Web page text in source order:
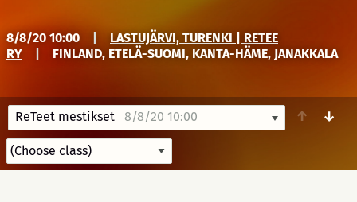
8/8/20 10:00
LASTUJÄRVI, TURENKI | RETEE
RY
FINLAND, ETELÄ-SUOMI, KANTA-HÄME, JANAKKALA
ReTeet mestikset 8/8/20 10:00 ↑ ↓